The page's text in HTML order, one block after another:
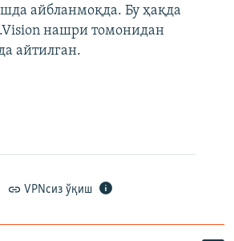
айбланмоқда. Бу ҳақда
нашри томонидан
айтилган.
VPNсиз ўқиш